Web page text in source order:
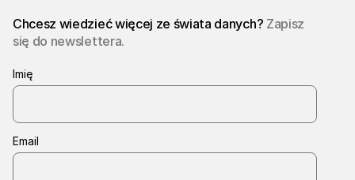
Chcesz wiedzieć więcej ze świata danych? Zapisz
się do newslettera.
Imię
Email